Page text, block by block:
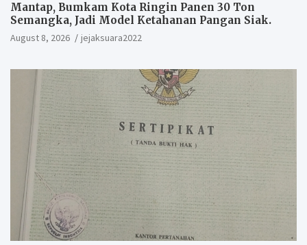
Mantap, Bumkam Kota Ringin Panen 30 Ton
Semangka, Jadi Model Ketahanan Pangan Siak.
August 8, 2026 jejaksuara2022